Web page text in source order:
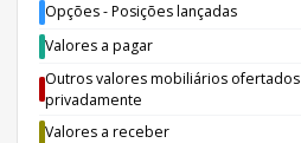
Opções - Posições lançadas
Valores a pagar
Outros valores mobiliários ofertados
privadamente
Valores a receber